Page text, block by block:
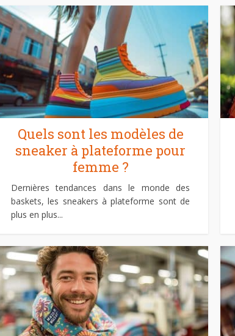
Quels sont les modèles de
sneaker à plateforme pour
femme ?
Dernières tendances dans le monde des
baskets, les sneakers à plateforme sont de
plus en plus...